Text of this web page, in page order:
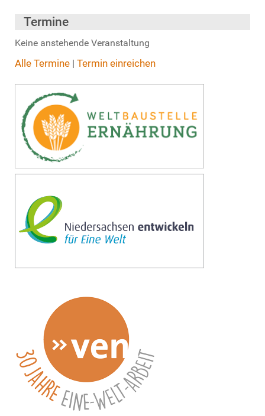
Termine
Keine anstehende Veranstaltung
Alle Termine | Termin einreichen